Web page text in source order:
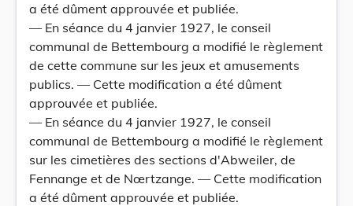
a été dûment approuvée et publiée.
— En séance du 4 janvier 1927, le conseil
communal de Bettembourg a modifié le règlement
de cette commune sur les jeux et amusements
publics. — Cette modification a été dûment
approuvée et publiée.
— En séance du 4 janvier 1927, le conseil
communal de Bettembourg a modifié le règlement
sur les cimetières des sections d'Abweiler, de
Fennange et de Nœrtzange. — Cette modification
a été dûment approuvée et publiée.